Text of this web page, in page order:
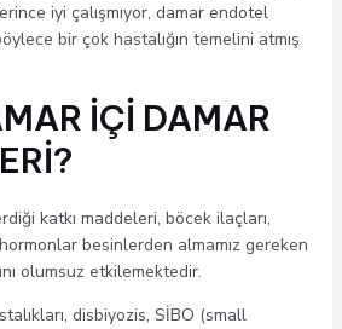
iyi çalışmıyor, damar endotel
bir çok hastalığın temelini atmış
İÇİ DAMAR
katkı maddeleri, böcek ilaçları,
besinlerden almamız gereken
olumsuz etkilemektedir.
disbiyozis, SİBO (small